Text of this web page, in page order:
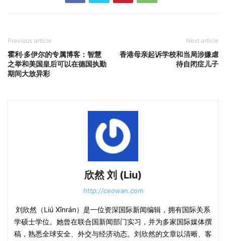
Previous article
霍利·多伊尔的专属博客：智慧
之举和美国皇后可以在德国执勤
期间大放异彩
Next article
香港母亲起诉学校和当局涉嫌虐
待自闭症儿子
欣然 刘 (Liu)
http://ceowan.com
刘欣然（Liú Xīnrán）是一位资深国际新闻编辑，拥有国际关系
学硕士学位。她曾在联合国新闻部门实习，并为多家国际媒体撰
稿，熟悉全球安全、外交与经济动态。刘欣然的文章以清晰、客